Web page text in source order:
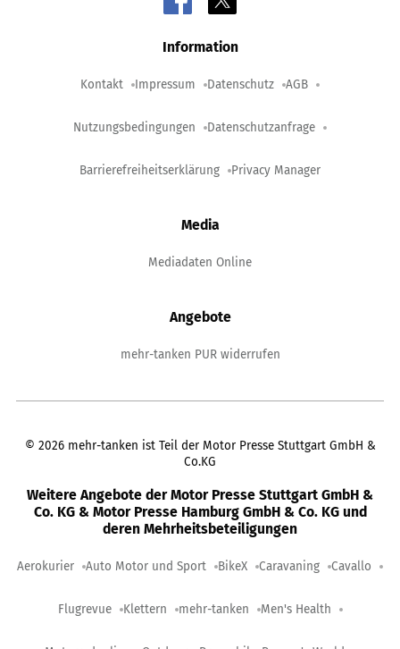
Information
Kontakt Impressum Datenschutz AGB
Nutzungsbedingungen Datenschutzanfrage
Barrierefreiheitserklärung Privacy Manager
Media
Mediadaten Online
Angebote
mehr-tanken PUR widerrufen
© 2026 mehr-tanken ist Teil der Motor Presse Stuttgart GmbH &
Co.KG
Weitere Angebote der Motor Presse Stuttgart GmbH &
Co. KG & Motor Presse Hamburg GmbH & Co. KG und
deren Mehrheitsbeteiligungen
Aerokurier Auto Motor und Sport BikeX Caravaning Cavallo
Flugrevue Klettern mehr-tanken Men's Health